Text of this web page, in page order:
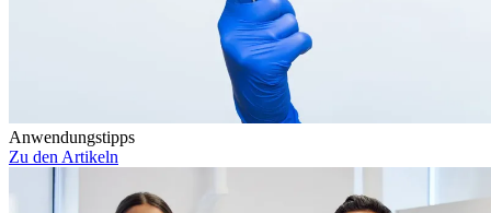
Anwendungstipps
Zu den Artikeln